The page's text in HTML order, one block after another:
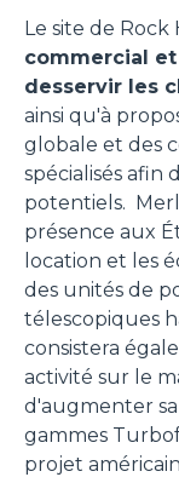
Le site de
commercial
desservir les
ainsi qu'à
globale et des
spécialisés
potentiels.
présence aux
location et les
des unités de
télescopiques
consistera
activité sur le
d'augmenter
gammes
projet